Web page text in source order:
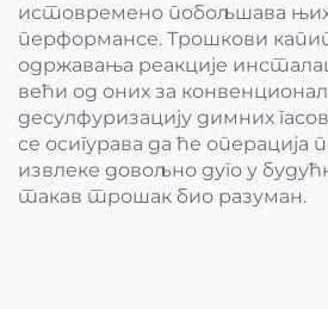
истовремено побољшава
перформансе. Трошкови
одржавања реакције
већи од оних за
десулфуризацију димних
се осигурава да ће
извлеке довољно дуго у
такав трошак био разуман.